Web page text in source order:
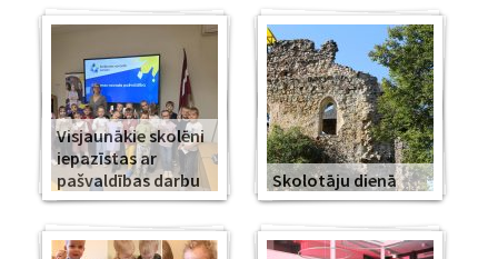
Visjaunākie skolēni
iepazīstas ar
pašvaldības darbu
Skolotāju dienā